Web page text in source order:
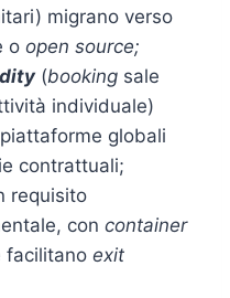
migrano verso
o open source;
(booking sale
individuale)
globali
contrattuali;
requisito
con container
facilitano exit